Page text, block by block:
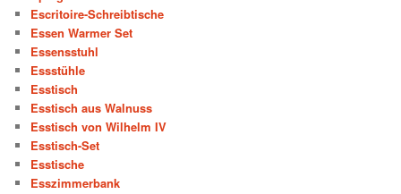
Escritoire-Schreibtische
Essen Warmer Set
Essensstuhl
Essstühle
Esstisch
Esstisch aus Walnuss
Esstisch von Wilhelm IV
Esstisch-Set
Esstische
Esszimmerbank